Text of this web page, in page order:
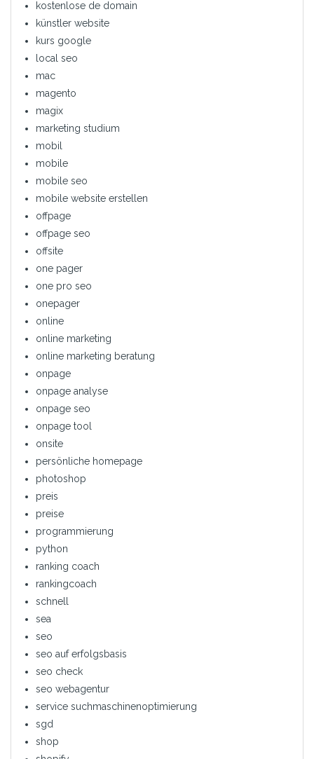
kostenlose de domain
künstler website
kurs google
local seo
mac
magento
magix
marketing studium
mobil
mobile
mobile seo
mobile website erstellen
offpage
offpage seo
offsite
one pager
one pro seo
onepager
online
online marketing
online marketing beratung
onpage
onpage analyse
onpage seo
onpage tool
onsite
persönliche homepage
photoshop
preis
preise
programmierung
python
ranking coach
rankingcoach
schnell
sea
seo
seo auf erfolgsbasis
seo check
seo webagentur
service suchmaschinenoptimierung
sgd
shop